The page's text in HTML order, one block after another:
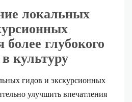
локальных
более глубокого
культуру
гидов и экскурсионных
улучшить впечатления